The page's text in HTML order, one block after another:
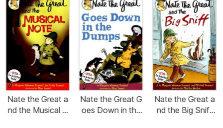
Nate the Great a
nd the Musical N
Nate the Great G
oes Down in the
Nate the Great a
nd the Big Sniff